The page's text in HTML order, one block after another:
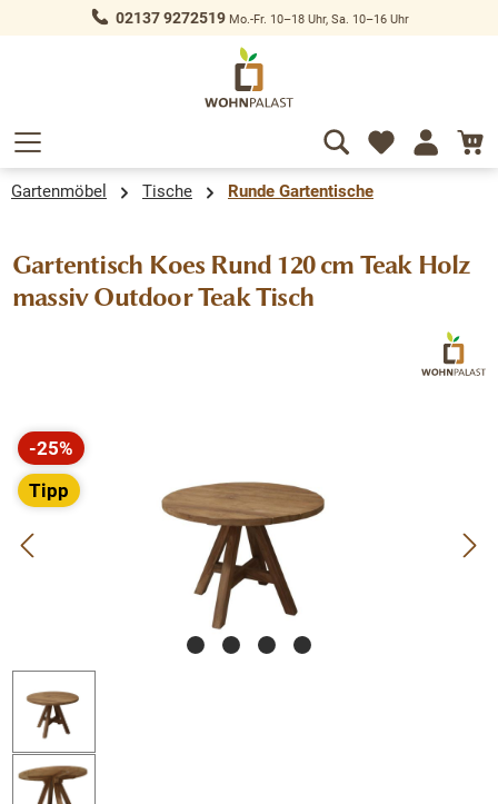
springen 02137 9272519Mo.-Fr. 10–18 Uhr, Sa. 10–16 Uhr
Gartenmöbel Tische Runde Gartentische
Gartentisch Koes Rund 120 cm Teak Holz
massiv Outdoor Teak Tisch
Bildergalerie überspringen
-25%
Rabatt
Tipp